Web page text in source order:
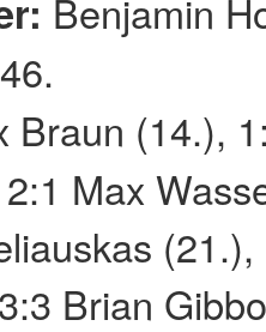
Benjamin
Braun (14.),
Max
Brian